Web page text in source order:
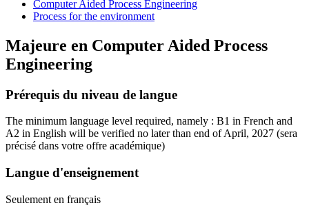
Computer Aided Process Engineering
Process for the environment
Majeure en Computer Aided Process
Engineering
Prérequis du niveau de langue
The minimum language level required, namely : B1 in French and
A2 in English will be verified no later than end of April, 2027 (sera
précisé dans votre offre académique)
Langue d'enseignement
Seulement en français